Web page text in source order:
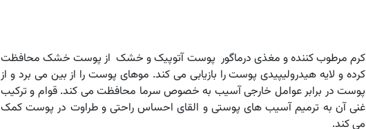
کرم مرطوب کننده و مغذی درماگور پوست آتوپیک و خشک از پوست خشک محافظت
کرده و لایه هیدرولیپیدی پوست را بازیابی می کند. موهای پوست را از بین می برد و از
پوست در برابر عوامل خارجی آسیب به خصوص سرما محافظت می کند. قوام و ترکیب
غنی آن به ترمیم آسیب های پوستی و القای احساس راحتی و طراوت در پوست کمک
می کند.